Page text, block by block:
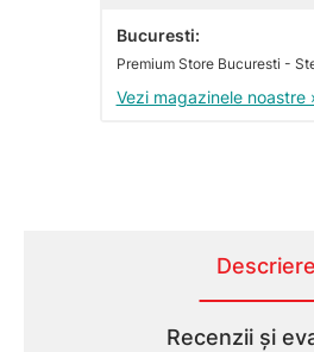
Bucuresti:
Vezi magazinele noastre ›
Descriere
Recenzii și